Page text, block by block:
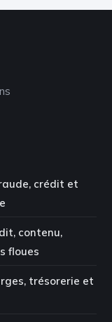
crédit et
contenu,
floues
trésorerie et